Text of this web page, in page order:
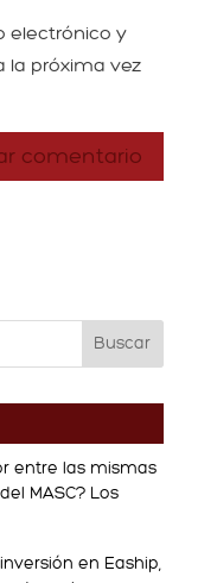
electrónico y
la próxima vez
entre las mismas
MASC? Los
en Eaship,